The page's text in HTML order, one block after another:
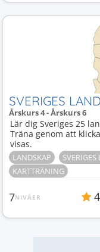
SVERIGES
Årskurs 4 - Årskurs 6
Lär dig Sveriges 25
Träna genom att
visas.
LANDSKAP
KARTTRÄNING
7NIVÅER